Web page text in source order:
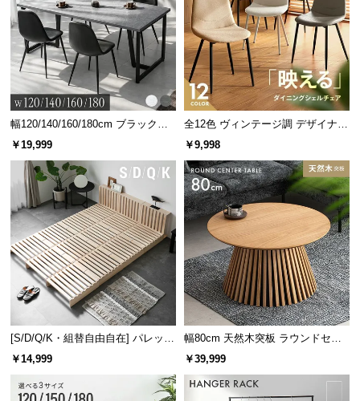
幅120/140/160/180cm ブラックフ
レーム ダイニング 大理石調 4人掛
￥19,999
全12色 ヴィンテージ調 デザイナー
ズシェルチェア
￥9,998
[S/D/Q/K・組替自由自在] パレット
ベッド 8/12/16枚セット
￥14,999
幅80cm 天然木突板 ラウンドセン
ターテーブル 美しい格子デザイン
￥39,999